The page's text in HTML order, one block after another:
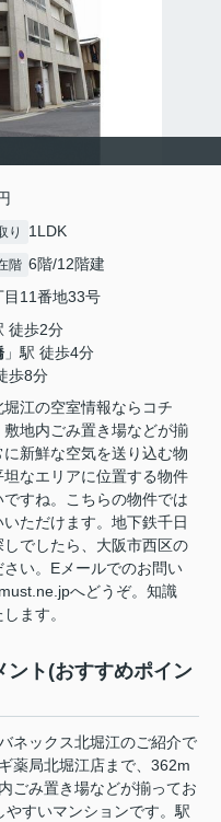
り 1LDK
階 6階/12階建
目11番地33号
徒歩2分
」駅 徒歩4分
歩8分
江の空室情報ならコチ
地内ごみ置き場などが揃
新鮮な空気を送り込む物
なエリアに位置する物件
すね。こちらの物件では
ただけます。地下鉄千日
でしたら、大阪市西区の
い。Eメールでのお問い
へどうぞ。知識
ます。
ント(おすすめポイン
ネックス北堀江のご紹介で
薬局北堀江店まで、362m
ごみ置き場などが揃ってお
やすいマンションです。駅